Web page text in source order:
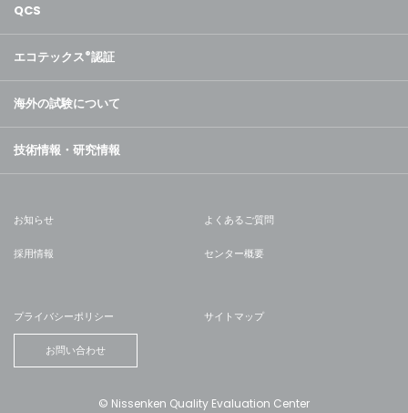
QCS
エコテックス®認証
海外の試験について
技術情報・研究情報
お知らせ よくあるご質問
採用情報 センター概要
プライバシーポリシー サイトマップ
お問い合わせ
© Nissenken Quality Evaluation Center